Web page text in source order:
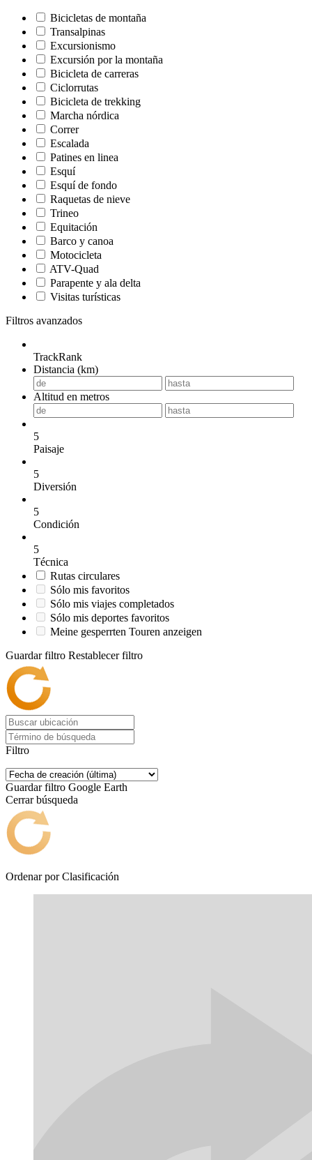
Bicicletas de montaña
Transalpinas
Excursionismo
Excursión por la montaña
Bicicleta de carreras
Ciclorrutas
Bicicleta de trekking
Marcha nórdica
Correr
Escalada
Patines en linea
Esquí
Esquí de fondo
Raquetas de nieve
Trineo
Equitación
Barco y canoa
Motocicleta
ATV-Quad
Parapente y ala delta
Visitas turísticas
Filtros avanzados
TrackRank
Distancia (km)
Altitud en metros
5
Paisaje
5
Diversión
5
Condición
5
Técnica
Rutas circulares
Sólo mis favoritos
Sólo mis viajes completados
Sólo mis deportes favoritos
Meine gesperrten Touren anzeigen
Guardar filtro Restablecer filtro
Filtro
Guardar filtro Google Earth
Cerrar búsqueda
Ordenar por Clasificación